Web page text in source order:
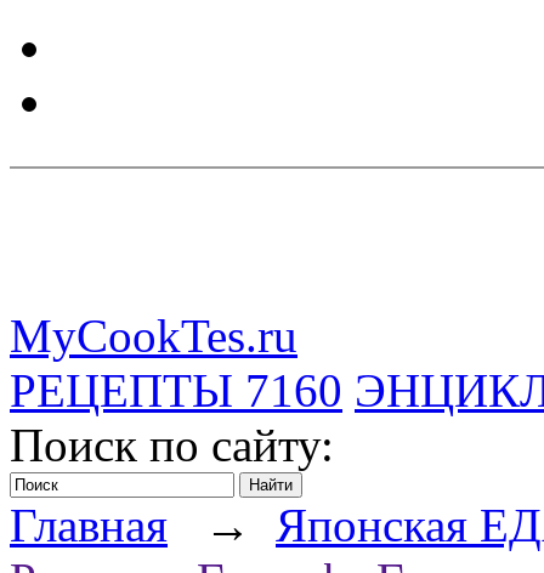
MyCookTes.ru
РЕЦЕПТЫ 7160
Поиск по сайту:
Главная → Японская